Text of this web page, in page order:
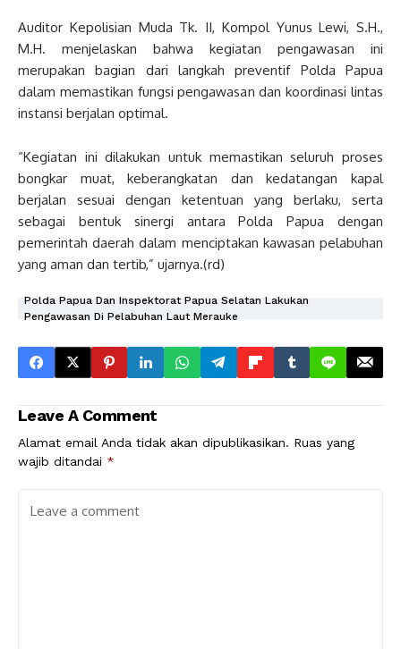
Auditor Kepolisian Muda Tk. II, Kompol Yunus Lewi, S.H.,
M.H. menjelaskan bahwa kegiatan pengawasan ini
merupakan bagian dari langkah preventif Polda Papua
dalam memastikan fungsi pengawasan dan koordinasi lintas
instansi berjalan optimal.
“Kegiatan ini dilakukan untuk memastikan seluruh proses
bongkar muat, keberangkatan dan kedatangan kapal
berjalan sesuai dengan ketentuan yang berlaku, serta
sebagai bentuk sinergi antara Polda Papua dengan
pemerintah daerah dalam menciptakan kawasan pelabuhan
yang aman dan tertib,” ujarnya.(rd)
Polda Papua Dan Inspektorat Papua Selatan Lakukan
Pengawasan Di Pelabuhan Laut Merauke
Leave A Comment
Alamat email Anda tidak akan dipublikasikan. Ruas yang
wajib ditandai *